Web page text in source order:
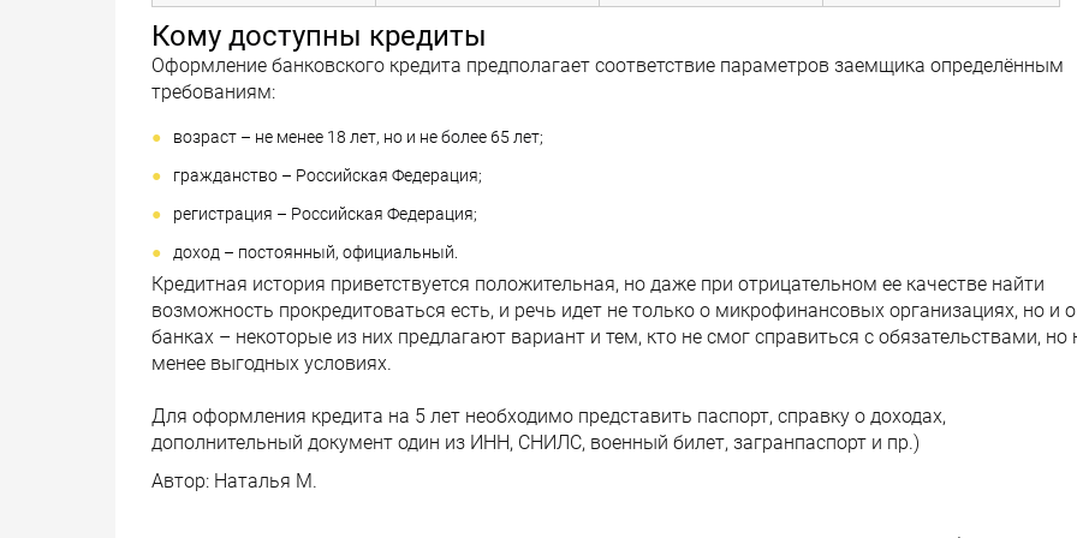
Кому доступны кредиты
Оформление банковского кредита предполагает соответствие параметров заемщика определённым
требованиям:
возраст – не менее 18 лет, но и не более 65 лет;
гражданство – Российская Федерация;
регистрация – Российская Федерация;
доход – постоянный, официальный.
Кредитная история приветствуется положительная, но даже при отрицательном ее качестве найти
возможность прокредитоваться есть, и речь идет не только о микрофинансовых организациях, но и о
банках – некоторые из них предлагают вариант и тем, кто не смог справиться с обязательствами, но
менее выгодных условиях.
Для оформления кредита на 5 лет необходимо представить паспорт, справку о доходах,
дополнительный документ один из ИНН, СНИЛС, военный билет, загранпаспорт и пр.)
Автор: Наталья М.